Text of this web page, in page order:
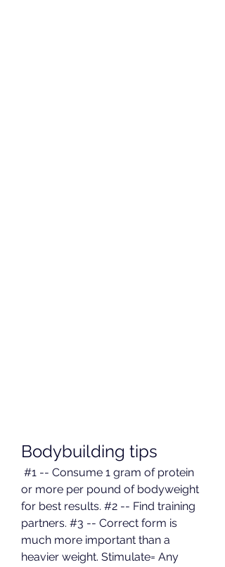
Bodybuilding tips
or more per pound of bodyweight
for best results. #2 -- Find training
partners. #3 -- Correct form is
much more important than a
heavier weight. Stimulate= Any